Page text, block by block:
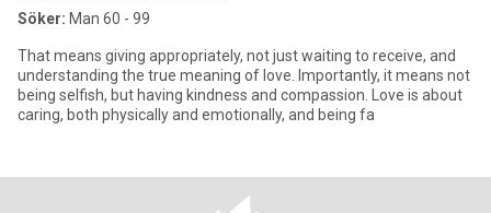
Söker: Man 60 - 99
That means giving appropriately, not just waiting to receive, and
understanding the true meaning of love. Importantly, it means not
being selfish, but having kindness and compassion. Love is about
caring, both physically and emotionally, and being fa